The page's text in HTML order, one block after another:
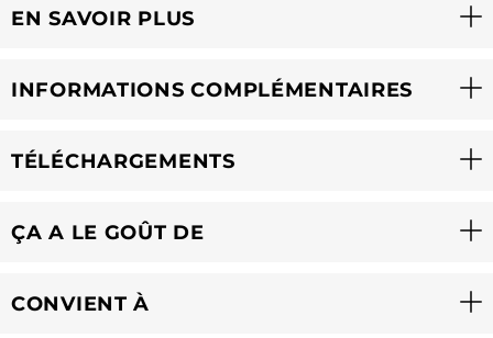
EN SAVOIR PLUS
INFORMATIONS COMPLÉMENTAIRES
TÉLÉCHARGEMENTS
ÇA A LE GOÛT DE
CONVIENT À